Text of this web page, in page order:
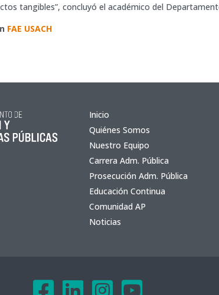
tangibles”, concluyó el académico del
FAE USACH
Inicio
Quiénes Somos
Nuestro Equipo
Carrera Adm. Pública
Prosecución Adm. Pública
Educación Continua
Comunidad AP
Noticias